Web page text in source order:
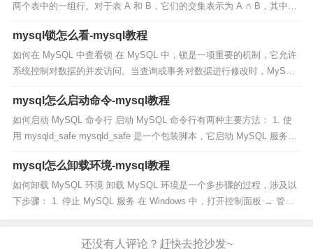
两个表中的一组行。对于表 A 和 B，它们的交集表示为 A ∩ B，其中包
含同时出现在 A 和 B 中的所有行。 MySQL...
mysql锁怎么看-mysql教程
如何在 MySQL 中查看锁 在 MySQL 中，锁是一项重要的机制，它允许
系统控制对数据的并发访问。当查询或事务对数据进行修改时，MySQL
会自动获取锁来防止其他查询或事务同时修改相同的数据。...
mysql怎么启动命令-mysql教程
如何启动 MySQL 命令行 启动 MySQL 命令行有两种主要方法： 1. 使
用 mysqld_safe mysqld_safe 是一个包装脚本，它启动 MySQL 服务器
并处理常见错误，如端口冲...
mysql怎么卸载环境-mysql教程
如何卸载 MySQL 环境 卸载 MySQL 环境是一个多步骤的过程，涉及以
下步骤： 1. 停止 MySQL 服务 在 Windows 中，打开控制面板 → 管理